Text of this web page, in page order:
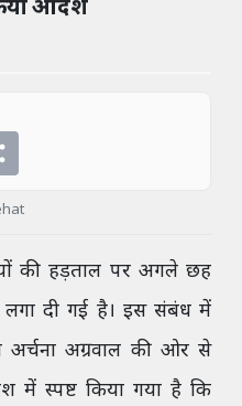
आदेश
की हड़ताल पर अगले छह
लगा दी गई है। इस संबंध में
अग्रवाल की ओर से
में स्पष्ट किया गया है कि